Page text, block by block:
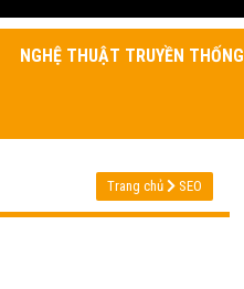
NGHỆ THUẬT TRUYỀN THỐNG
Trang chủ SEO